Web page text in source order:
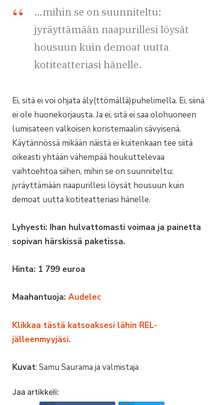
…mihin se on suunniteltu:
jyräyttämään naapurillesi löysät
housuun kuin demoat uutta
kotiteatteriasi hänelle.
Ei, sitä ei voi ohjata äly(ttömällä)puhelimella. Ei, siinä
ei ole huonekorjausta. Ja ei, sitä ei saa olohuoneen
lumisateen valkoisen koristemaalin sävyisenä.
Käytännössä mikään näistä ei kuitenkaan tee siitä
oikeasti yhtään vähempää houkuttelevaa
vaihtoehtoa siihen, mihin se on suunniteltu:
jyräyttämään naapurillesi löysät housuun kuin
demoat uutta kotiteatteriasi hänelle.
Lyhyesti: Ihan hulvattomasti voimaa ja painetta
sopivan härskissä paketissa.
Hinta: 1 799 euroa
Maahantuoja: Audelec
Klikkaa tästä katsoaksesi lähin REL-
jälleenmyyjäsi.
Kuvat: Samu Saurama ja valmistaja
Jaa artikkeli: